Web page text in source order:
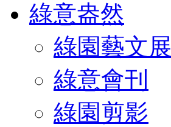
綠意盎然
綠園藝文展
綠意會刊
綠園剪影